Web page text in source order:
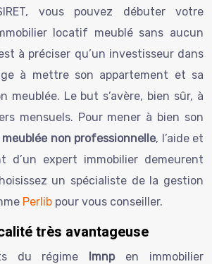
vous pouvez débuter votre
locatif meublé sans aucun
à préciser qu’un investisseur dans
à mettre son appartement et sa
meublée. Le but s’avère, bien sûr, à
mensuels. Pour mener à bien son
non professionnelle, l’aide et
d’un expert immobilier demeurent
un spécialiste de la gestion
Perlib pour vous conseiller.
très avantageuse
du régime lmnpen immobilier